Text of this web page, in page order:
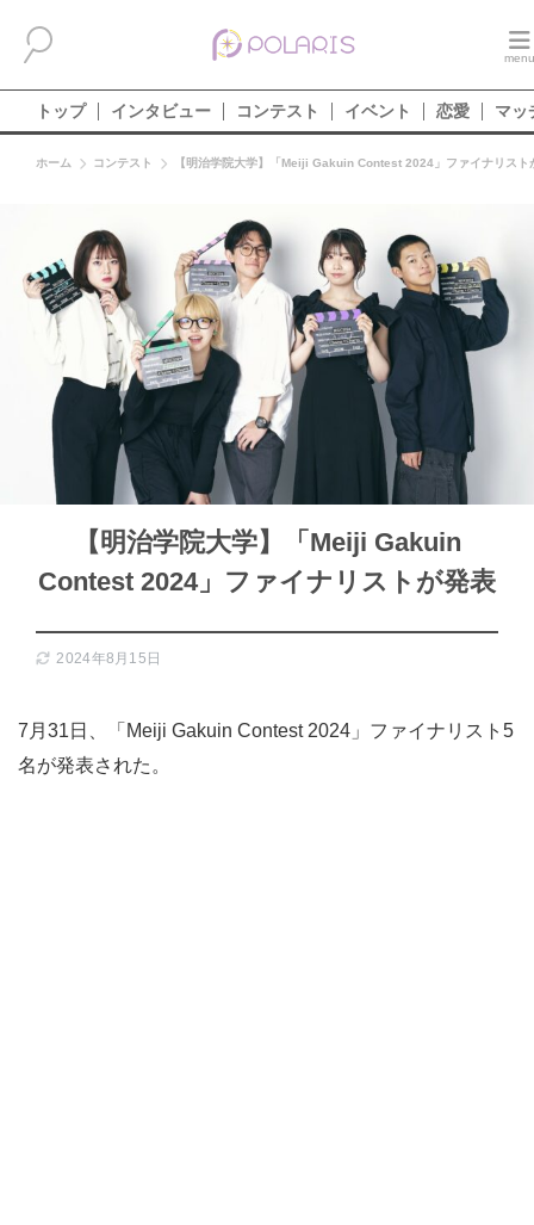
トップ インタビュー コンテスト イベント 恋愛 マッ
ホーム コンテスト 【明治学院大学】「Meiji Gakuin Contest 2024」ファイナリスト
【明治学院大学】「Meiji Gakuin
Contest 2024」ファイナリストが発表
2024年8月15日
7月31日、「Meiji Gakuin Contest 2024」ファイナリスト5
名が発表された。